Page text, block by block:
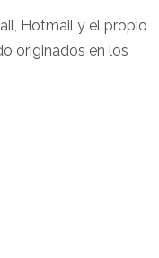
Hotmail y el propio
originados en los